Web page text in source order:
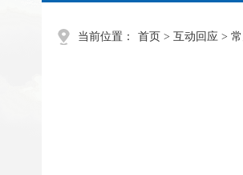
当前位置： 首页 > 互动回应 >